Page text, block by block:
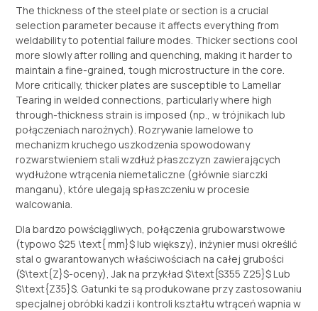
The thickness of the steel plate or section is a crucial
selection parameter because it affects everything from
weldability to potential failure modes. Thicker sections cool
more slowly after rolling and quenching,making it harder to
maintain a fine-grained,tough microstructure in the core.
More critically,thicker plates are susceptible to Lamellar
Tearing in welded connections,particularly where high
through-thickness strain is imposed (np., w trójnikach lub
połączeniach narożnych). Rozrywanie lamelowe to
mechanizm kruchego uszkodzenia spowodowany
rozwarstwieniem stali wzdłuż płaszczyzn zawierających
wydłużone wtrącenia niemetaliczne (głównie siarczki
manganu), które ulegają spłaszczeniu w procesie
walcowania.
Dla bardzo powściągliwych, połączenia grubowarstwowe
(typowo$25 \text{ mm}$lub większy), inżynier musi określić
stal o gwarantowanych właściwościach na całej grubości
($\text{Z}$-oceny), Jak na przykład$\text{S355 Z25}$Lub
$\text{Z35}$. Gatunki te są produkowane przy zastosowaniu
specjalnej obróbki kadzi i kontroli kształtu wtrąceń wapnia w